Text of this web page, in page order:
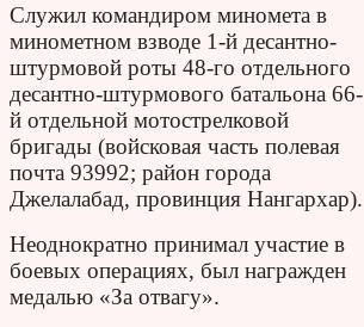
Служил командиром миномета в
минометном взводе 1-й десантно-
штурмовой роты 48-го отдельного
десантно-штурмового батальона 66-
й отдельной мотострелковой
бригады (войсковая часть полевая
почта 93992; район города
Джелалабад, провинция Нангархар).
Неоднократно принимал участие в
боевых операциях, был награжден
медалью «За отвагу».